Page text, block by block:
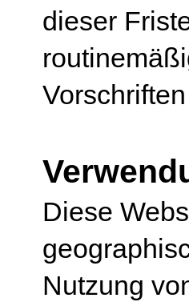
dieser
Diese
Nutzung